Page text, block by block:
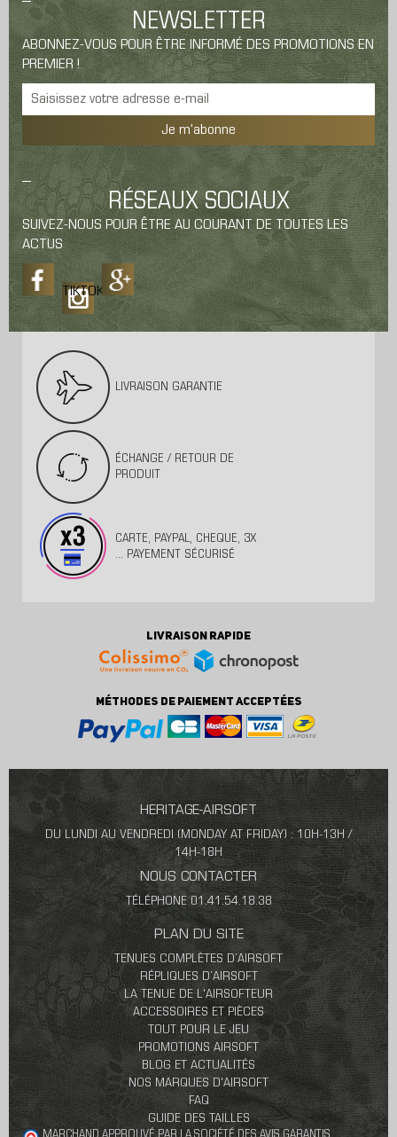
NEWSLETTER
ABONNEZ-VOUS POUR ÊTRE INFORMÉ DES PROMOTIONS EN
PREMIER !
Je m'abonne
RÉSEAUX SOCIAUX
SUIVEZ-NOUS POUR ÊTRE AU COURANT DE TOUTES LES
ACTUS
TIKTOK
LIVRAISON GARANTIE
ÉCHANGE / RETOUR DE
PRODUIT
CARTE, PAYPAL, CHEQUE, 3X
... PAYEMENT SÉCURISÉ
LIVRAISON RAPIDE
MÉTHODES DE PAIEMENT ACCEPTÉES
HERITAGE-AIRSOFT
DU LUNDI AU VENDREDI (MONDAY AT FRIDAY) : 10H-13H /
14H-18H
NOUS CONTACTER
TÉLÉPHONE 01.41.54.18.38
PLAN DU SITE
TENUES COMPLÈTES D’AIRSOFT
RÉPLIQUES D’AIRSOFT
LA TENUE DE L'AIRSOFTEUR
ACCESSOIRES ET PIÈCES
TOUT POUR LE JEU
PROMOTIONS AIRSOFT
BLOG ET ACTUALITÉS
NOS MARQUES D'AIRSOFT
FAQ
GUIDE DES TAILLES